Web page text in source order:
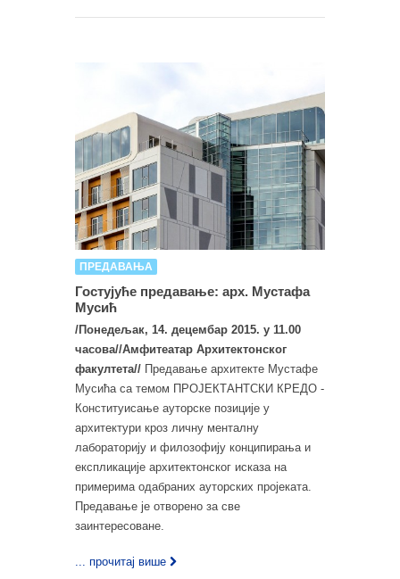
ПРЕДАВАЊА
Гостујуће предавање: арх. Мустафа
Мусић
/Понедељак, 14. децембар 2015. у 11.00
часова//Амфитеатар Архитектонског
факултета// Предавање архитекте Мустафе
Мусића са темом ПРОЈЕКТАНТСКИ КРЕДО -
Конституисање ауторске позиције у
архитектури кроз личну менталну
лабораторију и филозофију конципирања и
експликације архитектонског исказа на
примерима одабраних ауторских пројеката.
Предавање је отворено за све
заинтересоване.
... прочитај више